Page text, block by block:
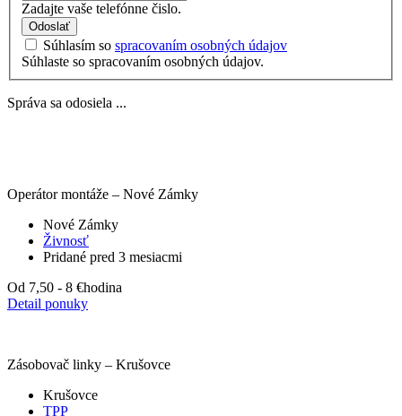
Zadajte vaše telefónne čislo.
Odoslať
Súhlasím so spracovaním osobných údajov
Súhlaste so spracovaním osobných údajov.
Správa sa odosiela ...
Operátor montáže – Nové Zámky
Nové Zámky
Živnosť
Pridané pred 3 mesiacmi
Od 7,50 - 8 €hodina
Detail ponuky
Zásobovač linky – Krušovce
Krušovce
TPP